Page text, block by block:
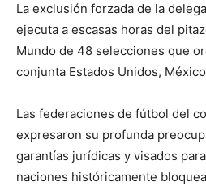
La exclusión forzada de la
ejecuta a escasas horas del
Mundo de 48 selecciones que
conjunta Estados Unidos,
Las federaciones de fútbol del
expresaron su profunda
garantías jurídicas y visados
naciones históricamente